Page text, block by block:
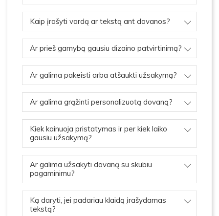
Kaip įrašyti vardą ar tekstą ant dovanos?
Ar prieš gamybą gausiu dizaino patvirtinimą?
Ar galima pakeisti arba atšaukti užsakymą?
Ar galima grąžinti personalizuotą dovaną?
Kiek kainuoja pristatymas ir per kiek laiko
gausiu užsakymą?
Ar galima užsakyti dovaną su skubiu
pagaminimu?
Ką daryti, jei padariau klaidą įrašydamas
tekstą?